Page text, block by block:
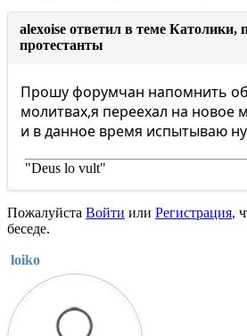
alexoise ответил в теме Католики,
протестанты
Прошу форумчан напомнить
молитвах,я переехал на новое
и в данное время испытываю
"Deus lo vult"
Пожалуйста Войти или Регистрация,
беседе.
loiko